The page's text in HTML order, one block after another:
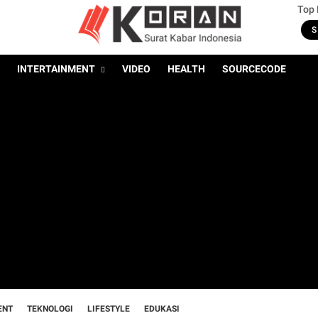
Top
INTERTAINMENT VIDEO HEALTH SOURCECODE
TEKNOLOGI LIFESTYLE EDUKASI